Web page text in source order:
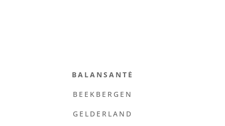
BALANSANTÉ
BEEKBERGEN
GELDERLAND